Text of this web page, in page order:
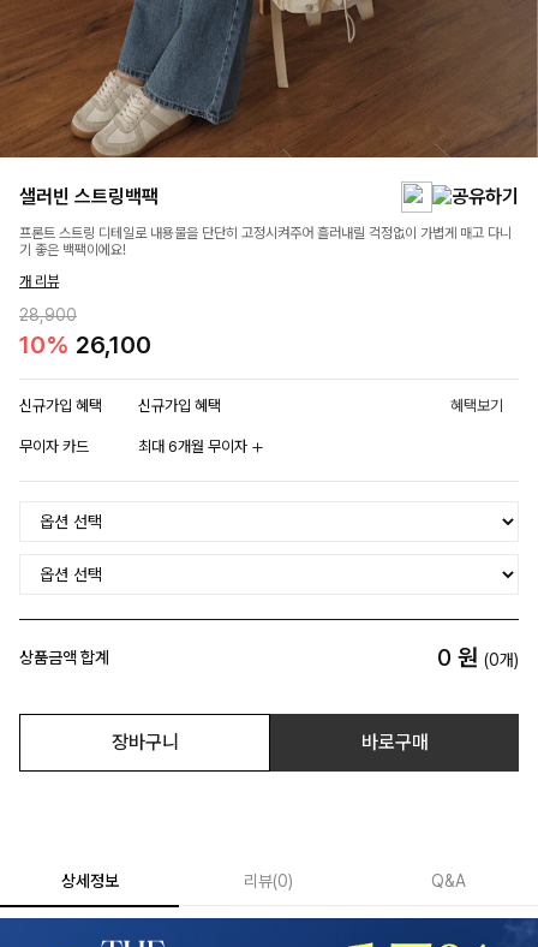
샐러빈 스트링백팩
프론트 스트링 디테일로 내용물을 단단히 고정시켜주어 흘러내릴 걱정없이 가볍게 매고 다니
기 좋은 백팩이에요!
개 리뷰
28,900
10% 26,100
신규가입 혜택 신규가입 혜택 혜택보기
무이자 카드 최대 6개월 무이자
상품금액 합계 0 원 (0개)
장바구니 바로구매
상세정보 리뷰(0) Q&A